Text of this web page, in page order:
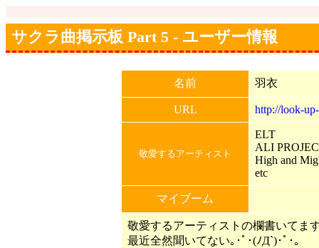
サクラ曲掲示板 Part 5 - ユーザー情報
名前 羽衣
URL http://look-
敬愛するアーティスト
ELT
ALI
High and
etc
マイブーム
敬愛するアーティストの欄書いてま
最近全然聞いてない｡･ﾟ･(ﾉД`)･ﾟ･｡